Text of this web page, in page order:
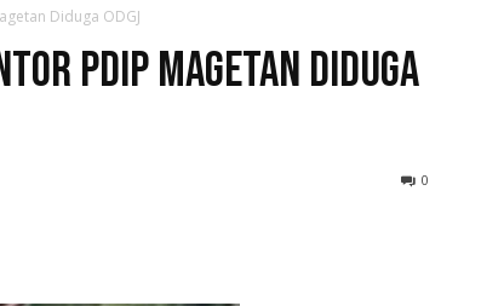
Diduga ODGJ
PDIP Magetan Diduga
0